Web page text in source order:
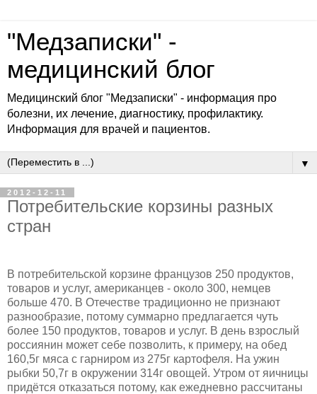
"Медзаписки" -
медицинский блог
Медицинский блог "Медзаписки" - информация про
болезни, их лечение, диагностику, профилактику.
Информация для врачей и пациентов.
▼
2012-12-11
Потребительские корзины разных
стран
В потребительской корзине французов 250 продуктов,
товаров и услуг, американцев - около 300, немцев
больше 470. В Отечестве традиционно не признают
разнообразие, потому суммарно предлагается чуть
более 150 продуктов, товаров и услуг. В день взрослый
россиянин может себе позволить, к примеру, на обед
160,5г мяса с гарниром из 275г картофеля. На ужин
рыбки 50,7г в окружении 314г овощей. Утром от яичницы
придётся отказаться потому, как ежедневно рассчитаны